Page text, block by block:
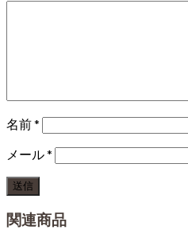
名前*
メール*
関連商品